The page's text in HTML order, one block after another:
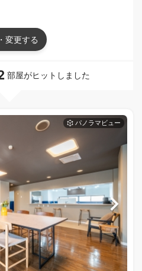
変更する
部屋がヒットしました